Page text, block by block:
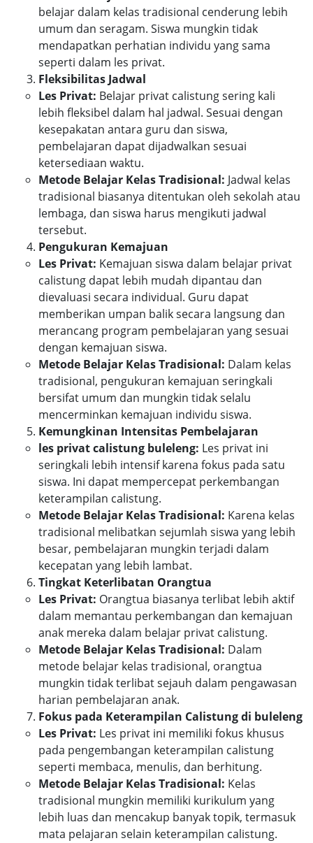
belajar dalam kelas tradisional cenderung lebih
umum dan seragam. Siswa mungkin tidak
mendapatkan perhatian individu yang sama
seperti dalam les privat.
Fleksibilitas Jadwal
Les Privat: Belajar privat calistung sering kali
lebih fleksibel dalam hal jadwal. Sesuai dengan
kesepakatan antara guru dan siswa,
pembelajaran dapat dijadwalkan sesuai
ketersediaan waktu.
Metode Belajar Kelas Tradisional: Jadwal kelas
tradisional biasanya ditentukan oleh sekolah atau
lembaga, dan siswa harus mengikuti jadwal
tersebut.
Pengukuran Kemajuan
Les Privat: Kemajuan siswa dalam belajar privat
calistung dapat lebih mudah dipantau dan
dievaluasi secara individual. Guru dapat
memberikan umpan balik secara langsung dan
merancang program pembelajaran yang sesuai
dengan kemajuan siswa.
Metode Belajar Kelas Tradisional: Dalam kelas
tradisional, pengukuran kemajuan seringkali
bersifat umum dan mungkin tidak selalu
mencerminkan kemajuan individu siswa.
Kemungkinan Intensitas Pembelajaran
les privat calistung buleleng: Les privat ini
seringkali lebih intensif karena fokus pada satu
siswa. Ini dapat mempercepat perkembangan
keterampilan calistung.
Metode Belajar Kelas Tradisional: Karena kelas
tradisional melibatkan sejumlah siswa yang lebih
besar, pembelajaran mungkin terjadi dalam
kecepatan yang lebih lambat.
Tingkat Keterlibatan Orangtua
Les Privat: Orangtua biasanya terlibat lebih aktif
dalam memantau perkembangan dan kemajuan
anak mereka dalam belajar privat calistung.
Metode Belajar Kelas Tradisional: Dalam
metode belajar kelas tradisional, orangtua
mungkin tidak terlibat sejauh dalam pengawasan
harian pembelajaran anak.
Fokus pada Keterampilan Calistung di buleleng
Les Privat: Les privat ini memiliki fokus khusus
pada pengembangan keterampilan calistung
seperti membaca, menulis, dan berhitung.
Metode Belajar Kelas Tradisional: Kelas
tradisional mungkin memiliki kurikulum yang
lebih luas dan mencakup banyak topik, termasuk
mata pelajaran selain keterampilan calistung.